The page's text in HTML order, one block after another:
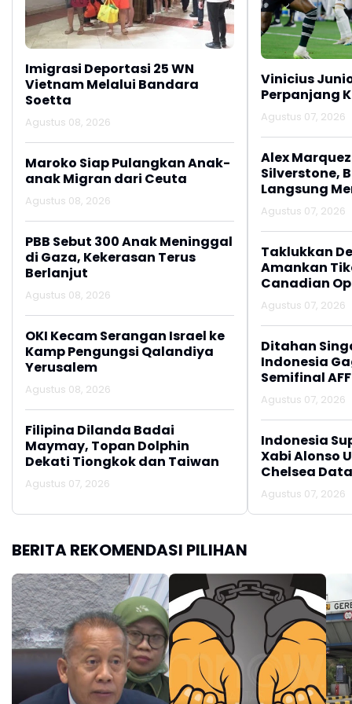
Imigrasi Deportasi 25 WN
Vietnam Melalui Bandara
Soetta
Agustus 08, 2026
Maroko Siap Pulangkan Anak-
anak Migran dari Ceuta
Agustus 08, 2026
PBB Sebut 300 Anak Meninggal
di Gaza, Kekerasan Terus
Berlanjut
Agustus 08, 2026
OKI Kecam Serangan Israel ke
Kamp Pengungsi Qalandiya
Yerusalem
Agustus 08, 2026
Filipina Dilanda Badai
Maymay, Topan Dolphin
Dekati Tiongkok dan Taiwan
Agustus 07, 2026
Vinicius
Perpanjang
Agustus 07, 2026
Alex
Silverstone,
Langsung
Agustus 07, 2026
Taklukkan
Amankan
Canadian
Agustus 07, 2026
Ditahan
Indonesia
Semifinal
Agustus 07, 2026
Indonesia
Xabi Alonso
Chelsea
Agustus 07, 2026
BERITA REKOMENDASI PILIHAN